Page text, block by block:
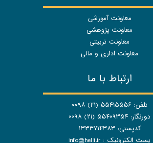
معاونت آموزشی
معاونت پژوهشی
معاونت تربیتی
معاونت اداری و مالی
ارتباط با ما
تلفن: ۵۵۴۱۵۵۵۶ (۲۱) ۰۰۹۸
دورنگار: ۵۵۴۰۹۳۵۴ (۲۱) ۰۰۹۸
کدپستی: ۱۳۳۳۷۱۴۳۸۳
پست الکترونیک : info@helli.ir